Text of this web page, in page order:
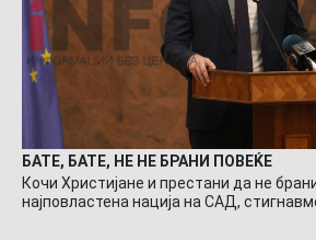
БАТЕ, БАТЕ, НЕ НЕ БРАНИ ПОВЕЌЕ
Кочи Христијане и престани да не
најповластена нација на САД,